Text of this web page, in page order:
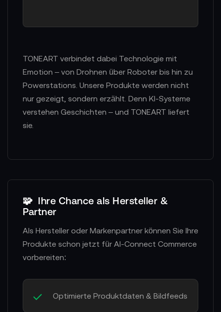
TONEART verbindet dabei Technologie mit
Emotion – von Drohnen über Roboter bis hin zu
Powerstations. Unsere Produkte werden nicht
nur gezeigt, sondern erzählt. Denn KI-Systeme
verstehen Geschichten – und TONEART liefert
sie.
🧩 Ihre Chance als Hersteller &
Partner
Als Hersteller oder Markenpartner können Sie Ihre
Produkte schon jetzt für AI-Connect Commerce
vorbereiten:
Optimierte Produktdaten & Bildfeeds